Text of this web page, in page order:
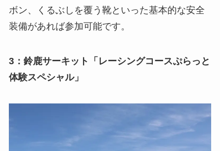
ボン、くるぶしを覆う靴といった基本的な安全
装備があれば参加可能です。
3：鈴鹿サーキット「レーシングコースぷらっと
体験スペシャル」